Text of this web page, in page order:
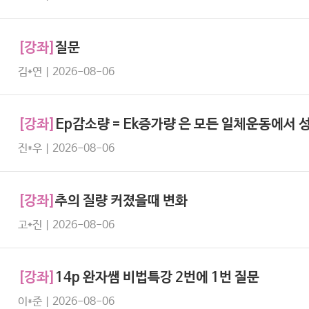
[강좌] 질문
김*연 | 2026-08-06
[강좌] Ep감소량 = Ek증가량 은 모든 일체운동에서
진*우 | 2026-08-06
[강좌] 추의 질량 커졌을때 변화
고*진 | 2026-08-06
[강좌] 14p 완자쌤 비법특강 2번에 1번 질문
이*준 | 2026-08-06